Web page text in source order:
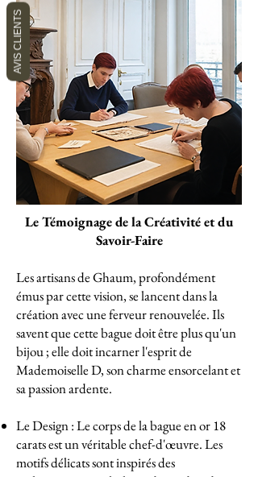
Le Témoignage de la Créativité et du
Savoir-Faire
Les artisans de Ghaum, profondément
émus par cette vision, se lancent dans la
création avec une ferveur renouvelée. Ils
savent que cette bague doit être plus qu'un
bijou ; elle doit incarner l'esprit de
Mademoiselle D, son charme ensorcelant et
sa passion ardente.
Le Design : Le corps de la bague en or 18
carats est un véritable chef-d'œuvre. Les
motifs délicats sont inspirés des
AVIS CLIENTS